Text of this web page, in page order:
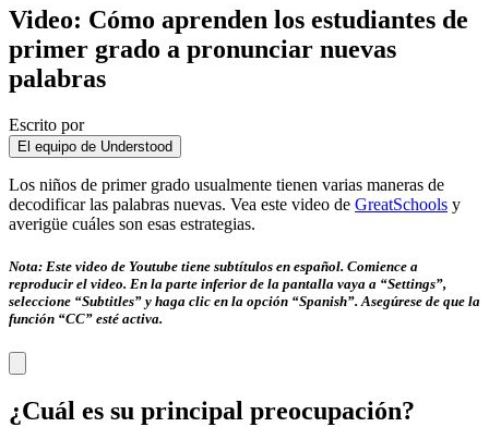
Video: Cómo aprenden los estudiantes de
primer grado a pronunciar nuevas
palabras
Escrito por
El equipo de Understood
Los niños de primer grado usualmente tienen varias maneras de
decodificar las palabras nuevas. Vea este video de GreatSchools y
averigüe cuáles son esas estrategias.
Nota: Este video de Youtube tiene subtítulos en español. Comience a
reproducir el video. En la parte inferior de la pantalla vaya a “Settings”,
seleccione “Subtitles” y haga clic en la opción “Spanish”. Asegúrese de que la
función “CC” esté activa.
¿Cuál es su principal preocupación?